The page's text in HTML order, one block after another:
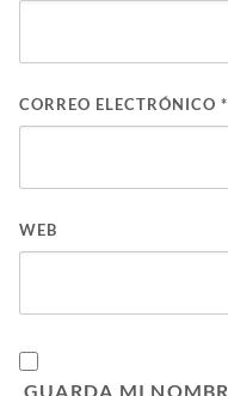
CORREO ELECTRÓNICO *
WEB
GUARDA MI